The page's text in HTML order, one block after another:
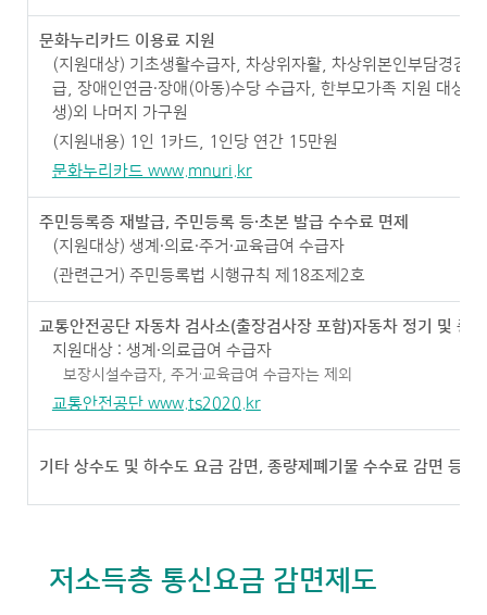
문화누리카드 이용료 지원
(지원대상) 기초생활수급자, 차상위자활, 차상위본인부담경감,
급, 장애인연금·장애(아동)수당 수급자, 한부모가족 지원 대상
생)외 나머지 가구원
(지원내용) 1인 1카드, 1인당 연간 15만원
문화누리카드 www.mnuri.kr
주민등록증 재발급, 주민등록 등·초본 발급 수수료 면제
(지원대상) 생계·의료·주거·교육급여 수급자
(관련근거) 주민등록법 시행규칙 제18조제2호
교통안전공단 자동차 검사소(출장검사장 포함)자동차 정기 및 종
지원대상 : 생계·의료급여 수급자
보장시설수급자, 주거·교육급여 수급자는 제외
교통안전공단 www.ts2020.kr
기타 상수도 및 하수도 요금 감면, 종량제폐기물 수수료 감면 등
저소득층 통신요금 감면제도